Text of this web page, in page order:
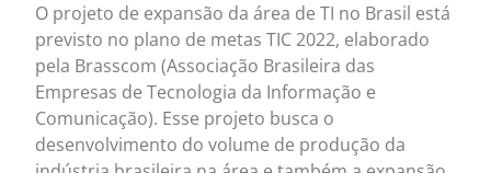
O projeto de expansão da área de TI no Brasil está
previsto no plano de metas TIC 2022, elaborado
pela Brasscom (Associação Brasileira das
Empresas de Tecnologia da Informação e
Comunicação). Esse projeto busca o
desenvolvimento do volume de produção da